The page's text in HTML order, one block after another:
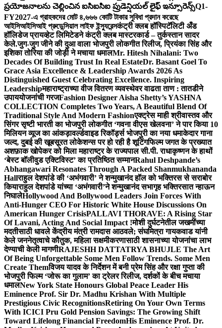
ప్రయోజనాలను చెల్లించిన ఐసిఐసిఐ ప్రుడెన్షియల్ లైఫ్ ఇన్సూరెన్స్Q1-
FY2027-এ গ্রাহকদের মোট ৪,৬৬৬ কোটি টাকার সুবিধা প্রদান করেছে
আইসিআইসিআই প্রুডেন্সিয়াল লাইফ ইন্স্যুরেন্সकंट्री क्लब हॉस्पिटॅलिटी अँड
हॉलिडेज प्रायव्हेट लिमिटेडने कंट्री क्लब मास्टरकार्ड – तुर्कस्तान सादर
केले.जुग-जुग जीने की दुआ वाला भोजपुरी लोकगीत रिलीज, प्रियंका सिंह और
इशिका तोरिया की जोड़ी ने मचाया धमालMr. Hitesh Nihalani: Two
Decades Of Building Trust In Real EstateDr. Basant Goel To
Grace Asia Excellence & Leadership Awards 2026 As
Distinguished Guest Celebrating Excellence. Inspiring
Leadershipमहाराष्ट्राच्या वीज वितरण व्यवस्थेवर वाढता ताण : तातडीने
उपाययोजनांची गरजFashion Designer Aisha Shetty’s YASHNA
COLLECTION Completes Two Years, A Beautiful Blend Of
Traditional Style And Modern Fashionएक्ट्रेस माही श्रीवास्तव और
सिंगर सृष्टी भारती का भोजपुरी लोकगीत ‘गवना वीएस खेलवना’ ने पार किया 10
मिलियन व्यूज का आंकड़ावर्ल्डवाइड रिकॉर्ड्स भोजपुरी का नया धमाकेदार गाना
जल्द, दुबई की खूबसूरत लोकेशन्स पर हो रही है शूटिंगफिल्म जगत के प्रख्यात
अशफ़ाक खोपेकर को मिला महाराष्ट्र के राज्यपाल सी.पी. राधाकृष्णन के हाथों
‘बेस्ट बॉलीवुड एक्टिविस्ट’ का प्रतिष्ठित सम्मानRahul Deshpande’s
Abhangawari Resonates Through A Packed Shanmukhananda
Hallराहुल देशपांडे की ‘अभंगवारी’ ने शन्मुखानंद हॉल को भक्तिरस से सराबोर
कियाराहुल देशपांडे यांच्या ‘अभंगवारी’ने शन्मुखानंद सभागृह भक्तिरसात न्हाऊन
निघालेHollywood And Bollywood Leaders Join Forces With
Anti-Hunger CEO For Historic White House Discussions On
American Hunger CrisisPALLAVI THORAVE: A Rising Star
Of Lavani, Acting And Social Impact !मोशी दुर्घटनेतील जखमींच्या
मदतीसाठी धावले केंद्रीय मंत्री रामदास आठवले; संघमित्रा गायकवाड यांनी
केले जननेतृत्वाचे कौतुक, महिला सक्षमीकरणासाठी शासनाच्या योजनांचा लाभ
देण्याची केली मागणीRAJESHH DATTATRYA BHUJLE The Art
Of Being Unforgettable Some Men Follow Trends. Some Men
Create Themविजय यादव के निर्देशन में बनी प्रेम सिंह और रक्षा गुप्ता की
भोजपुरी फिल्म ‘जोरू का गुलाम’ का ट्रेलर रिलीज, दर्शकों के बीच मचाया
धमालNew York State Honours Global Peace Leader His
Eminence Prof. Sir Dr. Madhu Krishan With Multiple
Prestigious Civic RecognitionsRetiring On Your Own Terms
With ICICI Pru Gold Pension Savings: The Growing Shift
Toward Lifelong Financial FreedomHis Eminence Prof. Dr.